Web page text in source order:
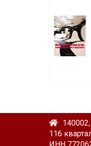
116